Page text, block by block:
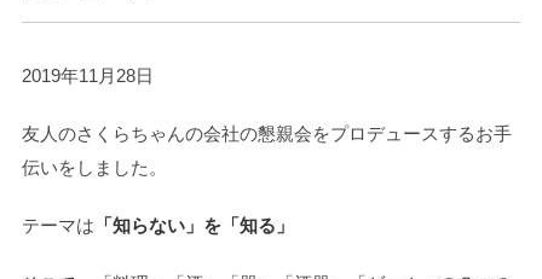
2019年11月28日
友人のさくらちゃんの会社の懇親会をプロデュースするお手
伝いをしました。
テーマは 「知らない」を「知る」